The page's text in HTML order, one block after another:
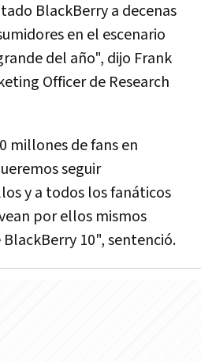
BlackBerry a decenas
en el escenario
del año", dijo Frank
Officer de Research
millones de fans en
seguir
y a todos los fanáticos
por ellos mismos
10", sentenció.